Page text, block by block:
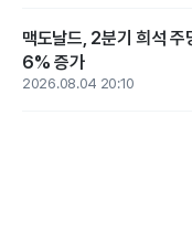
맥도날드, 2분기 희석 주
6% 증가
2026.08.04 20:10